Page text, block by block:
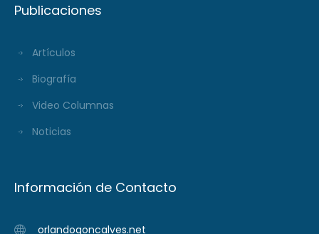
Publicaciones
Artículos
Biografía
Video Columnas
Noticias
Información de Contacto
orlandogoncalves.net